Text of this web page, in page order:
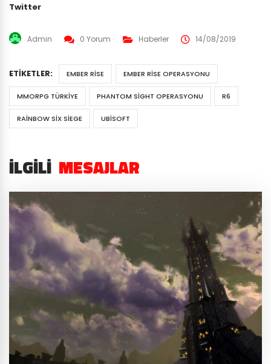
Twitter
Admin 0 Yorum Haberler 14/08/2019
ETIKETLER: EMBER RISE EMBER RISE OPERASYONU
MMORPG TÜRKIYE PHANTOM SIGHT OPERASYONU R6
RAINBOW SIX SIEGE UBISOFT
İLGILI MESAJLAR